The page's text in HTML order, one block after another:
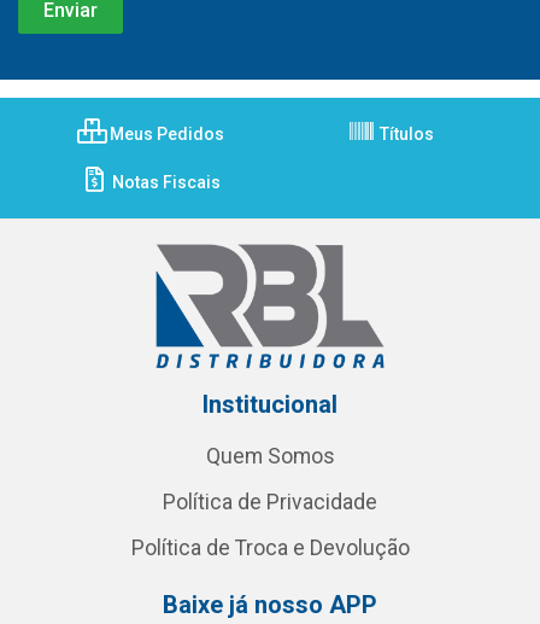
Meus Pedidos Títulos
Notas Fiscais
Institucional
Quem Somos
Política de Privacidade
Política de Troca e Devolução
Baixe já nosso APP